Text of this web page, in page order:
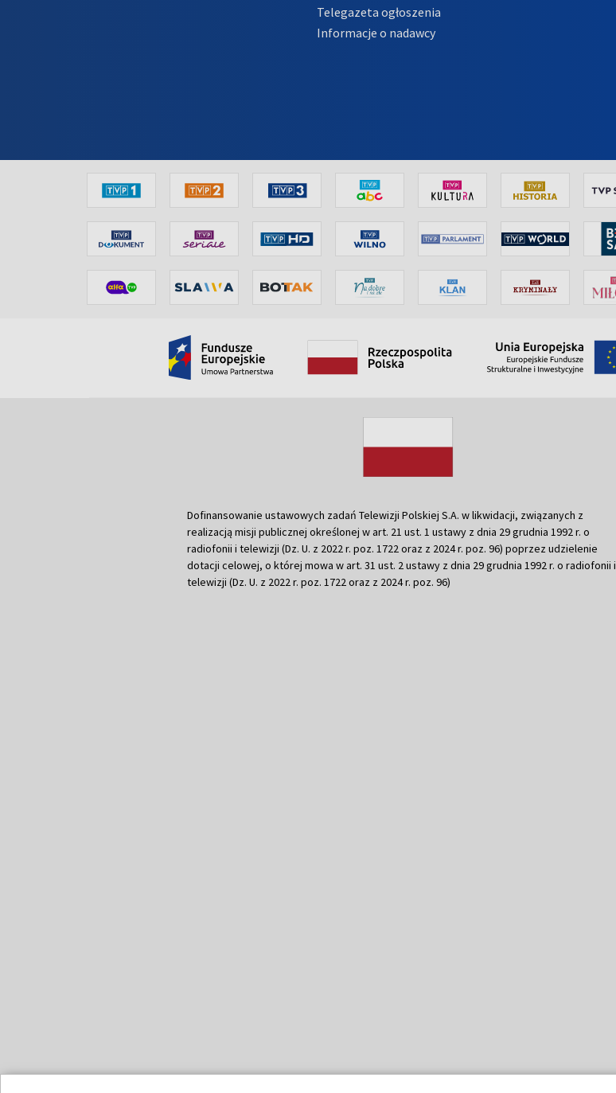
Telegazeta ogłoszenia
Informacje o nadawcy
Dofinansowanie ustawowych zadań Telewizji Polskiej S.A. w likwidacji, związanych z
realizacją misji publicznej określonej w art. 21 ust. 1 ustawy z dnia 29 grudnia 1992 r. o
radiofonii i telewizji (Dz. U. z 2022 r. poz. 1722 oraz z 2024 r. poz. 96) poprzez udzielenie
dotacji celowej, o której mowa w art. 31 ust. 2 ustawy z dnia 29 grudnia 1992 r. o radiofonii i
telewizji (Dz. U. z 2022 r. poz. 1722 oraz z 2024 r. poz. 96)